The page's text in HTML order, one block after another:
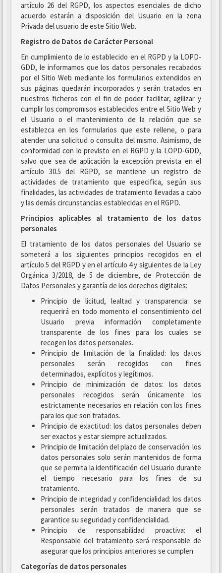
artículo 26 del RGPD, los aspectos esenciales de dicho
acuerdo estarán a disposición del Usuario en la zona
Privada del usuario de este Sitio Web.
Registro de Datos de Carácter Personal
En cumplimiento de lo establecido en el RGPD y la LOPD-
GDD, le informamos que los datos personales recabados
por el Sitio Web mediante los formularios extendidos en
sus páginas quedarán incorporados y serán tratados en
nuestros ficheros con el fin de poder facilitar, agilizar y
cumplir los compromisos establecidos entre el Sitio Web y
el Usuario o el mantenimiento de la relación que se
establezca en los formularios que este rellene, o para
atender una solicitud o consulta del mismo. Asimismo, de
conformidad con lo previsto en el RGPD y la LOPD-GDD,
salvo que sea de aplicación la excepción prevista en el
artículo 30.5 del RGPD, se mantiene un registro de
actividades de tratamiento que especifica, según sus
finalidades, las actividades de tratamiento llevadas a cabo
y las demás circunstancias establecidas en el RGPD.
Principios aplicables al tratamiento de los datos
personales
El tratamiento de los datos personales del Usuario se
someterá a los siguientes principios recogidos en el
artículo 5 del RGPD y en el artículo 4 y siguientes de la Ley
Orgánica 3/2018, de 5 de diciembre, de Protección de
Datos Personales y garantía de los derechos digitales:
Principio de licitud, lealtad y transparencia: se
requerirá en todo momento el consentimiento del
Usuario previa información completamente
transparente de los fines para los cuales se
recogen los datos personales.
Principio de limitación de la finalidad: los datos
personales serán recogidos con fines
determinados, explícitos y legítimos.
Principio de minimización de datos: los datos
personales recogidos serán únicamente los
estrictamente necesarios en relación con los fines
para los que son tratados.
Principio de exactitud: los datos personales deben
ser exactos y estar siempre actualizados.
Principio de limitación del plazo de conservación: los
datos personales solo serán mantenidos de forma
que se permita la identificación del Usuario durante
el tiempo necesario para los fines de su
tratamiento.
Principio de integridad y confidencialidad: los datos
personales serán tratados de manera que se
garantice su seguridad y confidencialidad.
Principio de responsabilidad proactiva: el
Responsable del tratamiento será responsable de
asegurar que los principios anteriores se cumplen.
Categorías de datos personales